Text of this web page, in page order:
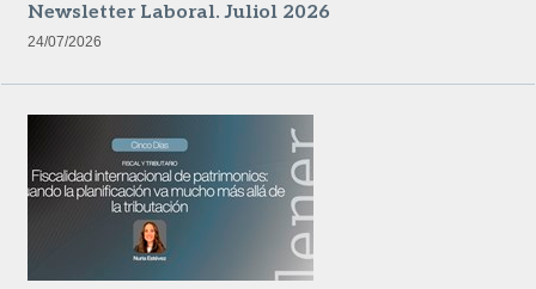
Newsletter Laboral. Juliol 2026
24/07/2026